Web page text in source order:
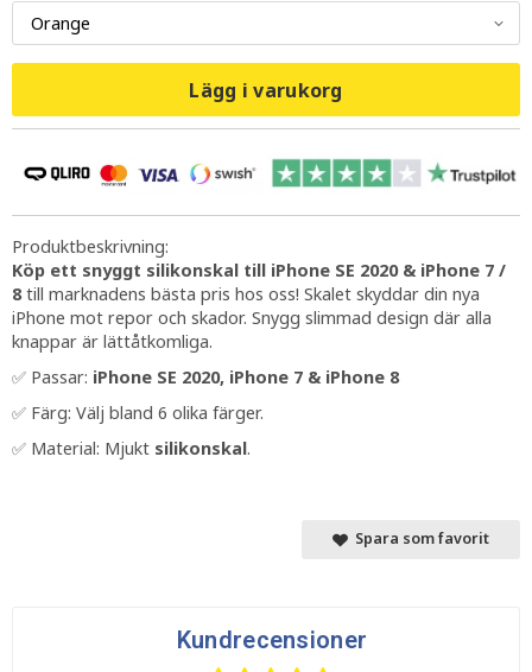
Lägg i varukorg
Produktbeskrivning:
Köp ett snyggt silikonskal till iPhone SE 2020 & iPhone 7 /
8till marknadens bästa pris hos oss! Skalet skyddar din nya
iPhone mot repor och skador. Snygg slimmad design där alla
knappar är lättåtkomliga.
✅ Passar: iPhone SE 2020, iPhone 7 & iPhone 8
✅ Färg: Välj bland 6 olika färger.
✅ Material: Mjukt silikonskal.
Spara som favorit
Kundrecensioner